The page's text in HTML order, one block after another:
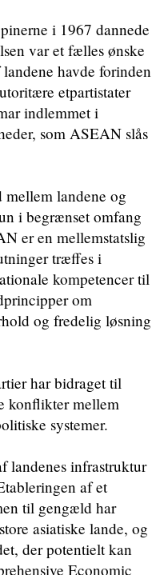
i 1967 dannede
var et fælles ønske
havde forinden
etpartistater
indlemmet i
som ASEAN slås
landene og
i begrænset omfang
er en mellemstatslig
træffes i
kompetencer til
om
og fredelig løsning
har bidraget til
konflikter mellem
systemer.
landenes infrastruktur
af et
til gengæld har
asiatiske lande, og
der potentielt kan
Economic